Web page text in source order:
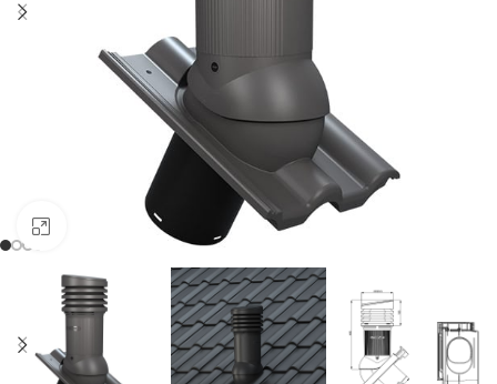
Click to enlarge